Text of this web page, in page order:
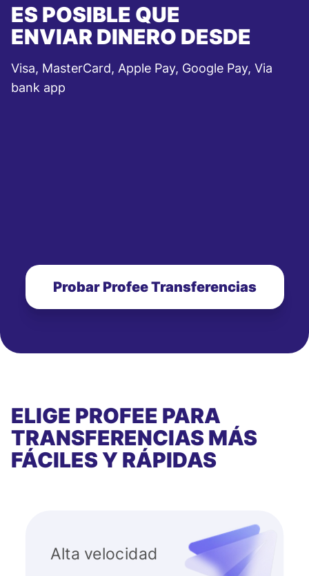
ES POSIBLE QUE
ENVIAR DINERO DESDE
Visa, MasterCard, Apple Pay, Google Pay, Via
bank app
Probar Profee Transferencias
ELIGE PROFEE PARA
TRANSFERENCIAS MÁS
FÁCILES Y RÁPIDAS
Alta velocidad